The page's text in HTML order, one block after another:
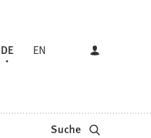
DE EN
Suche